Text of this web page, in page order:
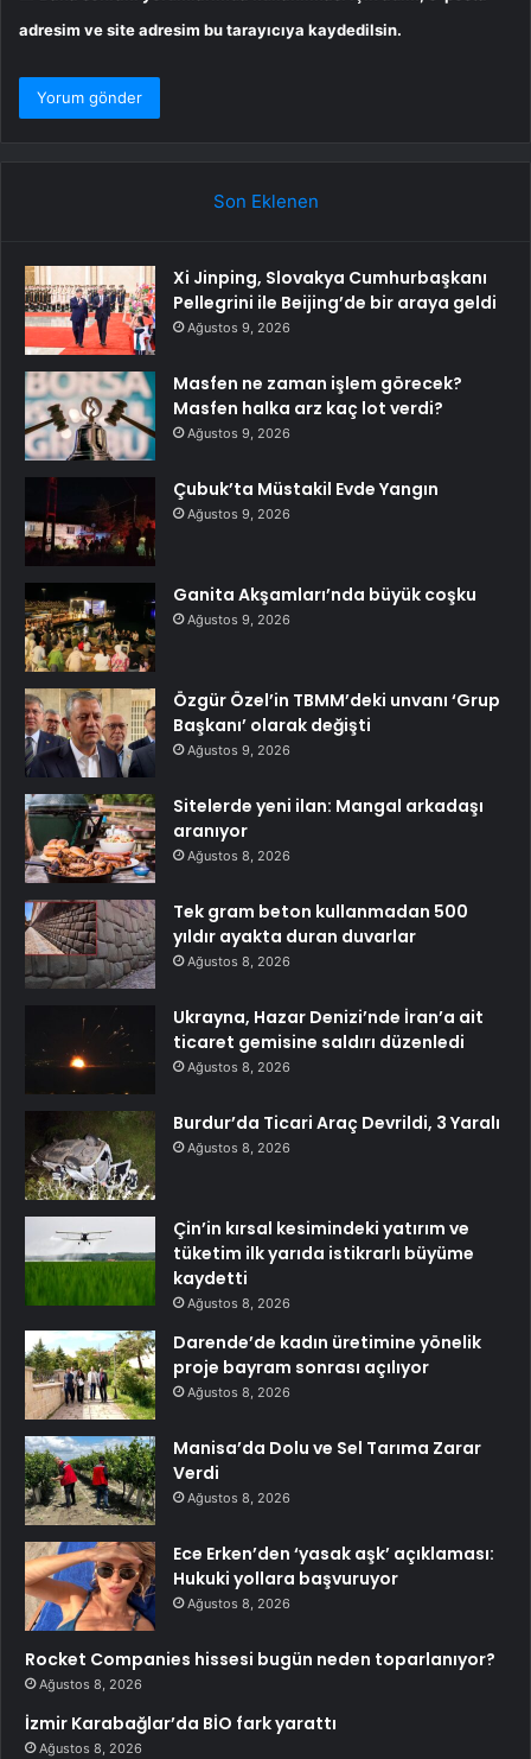
adresim ve site adresim bu tarayıcıya kaydedilsin.
Son Eklenen
Xi Jinping, Slovakya Cumhurbaşkanı
Pellegrini ile Beijing’de bir araya geldi
Ağustos 9, 2026
Masfen ne zaman işlem görecek?
Masfen halka arz kaç lot verdi?
Ağustos 9, 2026
Çubuk’ta Müstakil Evde Yangın
Ağustos 9, 2026
Ganita Akşamları’nda büyük coşku
Ağustos 9, 2026
Özgür Özel’in TBMM’deki unvanı ‘Grup
Başkanı’ olarak değişti
Ağustos 9, 2026
Sitelerde yeni ilan: Mangal arkadaşı
aranıyor
Ağustos 8, 2026
Tek gram beton kullanmadan 500
yıldır ayakta duran duvarlar
Ağustos 8, 2026
Ukrayna, Hazar Denizi’nde İran’a ait
ticaret gemisine saldırı düzenledi
Ağustos 8, 2026
Burdur’da Ticari Araç Devrildi, 3 Yaralı
Ağustos 8, 2026
Çin’in kırsal kesimindeki yatırım ve
tüketim ilk yarıda istikrarlı büyüme
kaydetti
Ağustos 8, 2026
Darende’de kadın üretimine yönelik
proje bayram sonrası açılıyor
Ağustos 8, 2026
Manisa’da Dolu ve Sel Tarıma Zarar
Verdi
Ağustos 8, 2026
Ece Erken’den ‘yasak aşk’ açıklaması:
Hukuki yollara başvuruyor
Ağustos 8, 2026
Rocket Companies hissesi bugün neden toparlanıyor?
Ağustos 8, 2026
İzmir Karabağlar’da BİO fark yarattı
Ağustos 8, 2026